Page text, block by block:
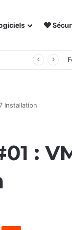
Installation
: